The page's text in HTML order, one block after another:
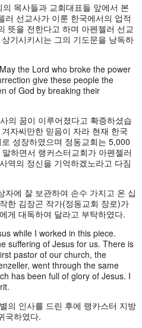
목사들과 교회대표들 앞에서 본
러 선교사가 이룬 한국에서의 업적
뜻을 전한다고 하며 아펜젤러 선교
기시키시는 그의 기도문을 낭독하
the Lord who broke the power
give these people the
of God by breaking their
의 꿈이 이루어졌다고 확증하셨습
자씨만한 믿음이 자라 현재 한국
성장하였으며 정동교회는 5,000
하면서 랭커스터교회가 아펜젤러
역의 정신을 기억하겠노라고 다짐
자에 잘 보관하여 손수 가지고 온 십
한 김장곤 작가(정동교회 장로)가
게 대독하여 달라고 부탁하였다.
while I worked in this piece.
suffering of Jesus for us. There is
pastor of our church, the
went through the same
has been full of glory of Jesus. I
의 인사를 드린 후에 랭카스터 지방
국하였다.